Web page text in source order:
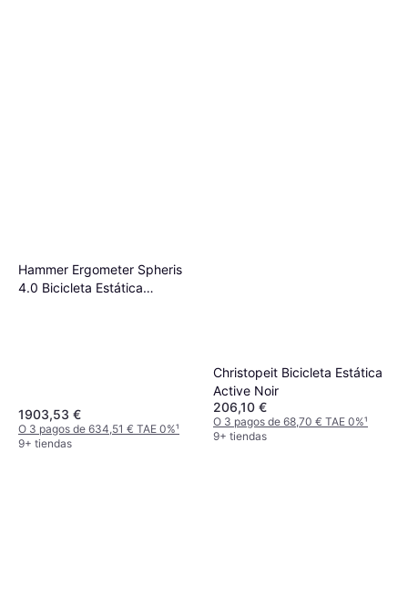
Hammer Ergometer Spheris
4.0 Bicicleta Estática
1903,53 €
O 3 pagos de 634,51 € TAE 0%¹
9+ tiendas
Christopeit Bicicleta Estática
Active Noir
206,10 €
O 3 pagos de 68,70 € TAE 0%¹
9+ tiendas